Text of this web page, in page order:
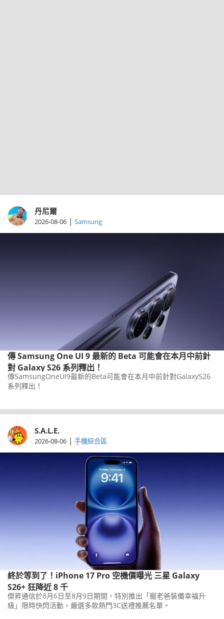
丹尼爾
2026-08-06 | Samsung
傳 Samsung One UI 9 最新的 Beta 可能會在本月中前針
對 Galaxy S26 系列釋出！
傳SamsungOneUI9最新的Beta可能會在本月中前針對GalaxyS26
系列釋出！
S.A.L.E.
2026-08-06 | 手機綜合區
終於等到了！iPhone 17 Pro 空機價曝光 三星 Galaxy
S26+ 狂降近 8 千
傑昇通信於8月6日至8月9日期間，特別推出「寵老爸裝備幸福升
級」限時快閃活動，嚴選多款熱門3C送禮推薦名單。